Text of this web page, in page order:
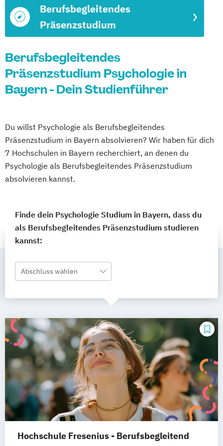
Berufsbegleitendes
Präsenzstudium
Berufsbegleitendes
Präsenzstudium Psychologie in
Bayern - Dein Studienführer
Du willst Psychologie als Berufsbegleitendes
Präsenzstudium in Bayern absolvieren? Wir haben für dich
7 Hochschulen in Bayern recherchiert, an denen du
Psychologie als Berufsbegleitendes Präsenzstudium
absolvieren kannst.
Finde dein Psychologie Studium in Bayern, dass du
als Berufsbegleitendes Präsenzstudium studieren
kannst:
Abschluss wählen
Hochschule Fresenius - Berufsbegleitend